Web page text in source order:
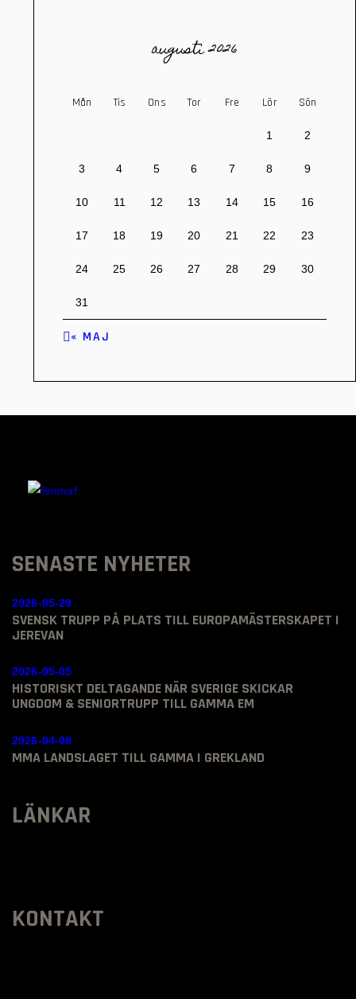
augusti 2026
Mån Tis Ons Tor Fre Lör Sön
1 2
3 4 5 6 7 8 9
10 11 12 13 14 15 16
17 18 19 20 21 22 23
24 25 26 27 28 29 30
31
« MAJ
SENASTE NYHETER
SVENSK TRUPP PÅ PLATS TILL EUROPAMÄSTERSKAPET I
JEREVAN
2026-05-29
HISTORISKT DELTAGANDE NÄR SVERIGE SKICKAR
UNGDOM & SENIORTRUPP TILL GAMMA EM
2026-05-05
MMA LANDSLAGET TILL GAMMA I GREKLAND
2026-04-08
LÄNKAR
KONTAKT